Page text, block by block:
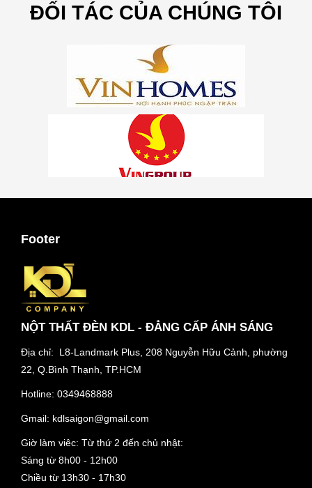
ĐỐI TÁC CỦA CHÚNG TÔI
Footer
NỘT THẤT ĐÈN KDL - ĐẲNG CẤP ÁNH SÁNG
Địa chỉ: L8-Landmark Plus, 208 Nguyễn Hữu Cảnh, phường
22, Q.Bình Thạnh, TP.HCM
Hotline: 0349468888
Gmail: kdlsaigon@gmail.com
Giờ làm viêc: Từ thứ 2 đến chủ nhật:
Sáng từ 8h00 - 12h00
Chiều từ 13h30 - 17h30